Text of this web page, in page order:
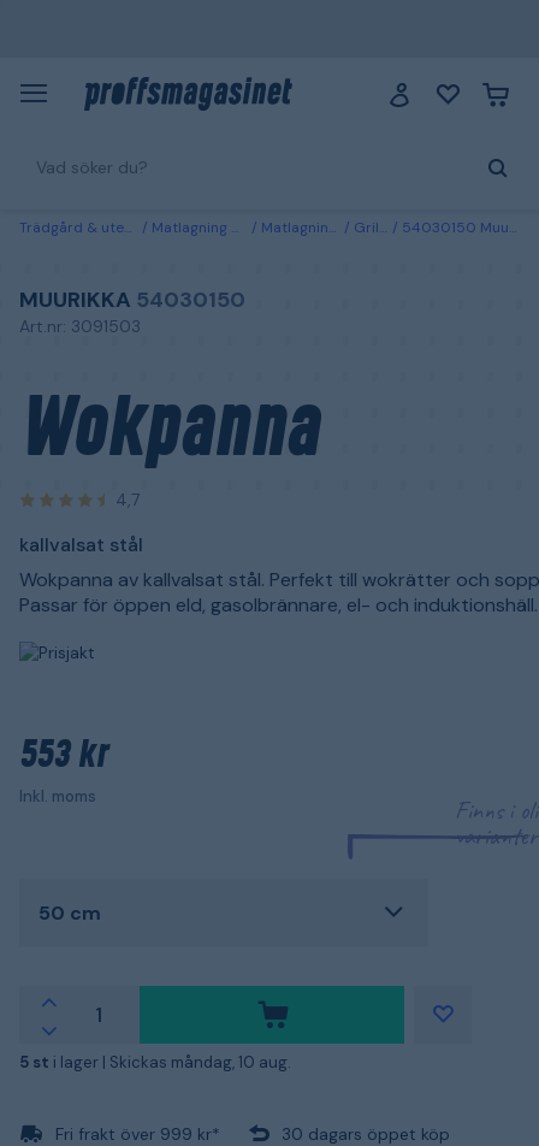
Trädgård & utemiljö Matlagning & grillar Matlagningsredskap Grillredskap 54030150 Muurikka Wokpanna kallvalsat stål 50 cm
MUURIKKA 54030150
Art.nr: 3091503
Wokpanna
4,7
kallvalsat stål
Wokpanna av kallvalsat stål. Perfekt till wokrätter och
Passar för öppen eld, gasolbrännare, el- och induktionshäll.
553 kr
Inkl. moms
Finns i
varianter
50 cm
5 st i lager | Skickas måndag, 10 aug.
Fri frakt över 999 kr* 30 dagars öppet köp